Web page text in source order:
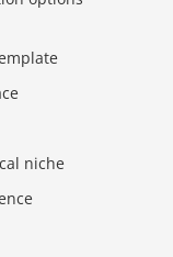
niche